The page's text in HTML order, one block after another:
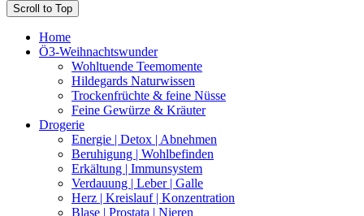
Scroll to Top
Home
Ö3-Weihnachtswunder
Wohltuende Teemomente
Hildegards Naturwissen
Trockenfrüchte & feine Nüsse
Feine Gewürze & Kräuter
Drogerie
Energie | Detox | Abnehmen
Beruhigung | Wohlbefinden
Erkältung | Immunsystem
Verdauung | Leber | Galle
Herz | Kreislauf | Konzentration
Blase | Prostata | Nieren